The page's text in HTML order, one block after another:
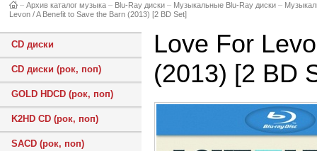
– Архив каталог музыка – Blu-Ray диски – Музыкальные Blu-Ray диски –
Levon / A Benefit to Save the Barn (2013) [2 BD Set]
CD диски
CD диски (рок, поп)
GOLD HDCD (рок, поп)
K2HD CD (рок, поп)
SACD (рок, поп)
Love For
(2013) [2 BD